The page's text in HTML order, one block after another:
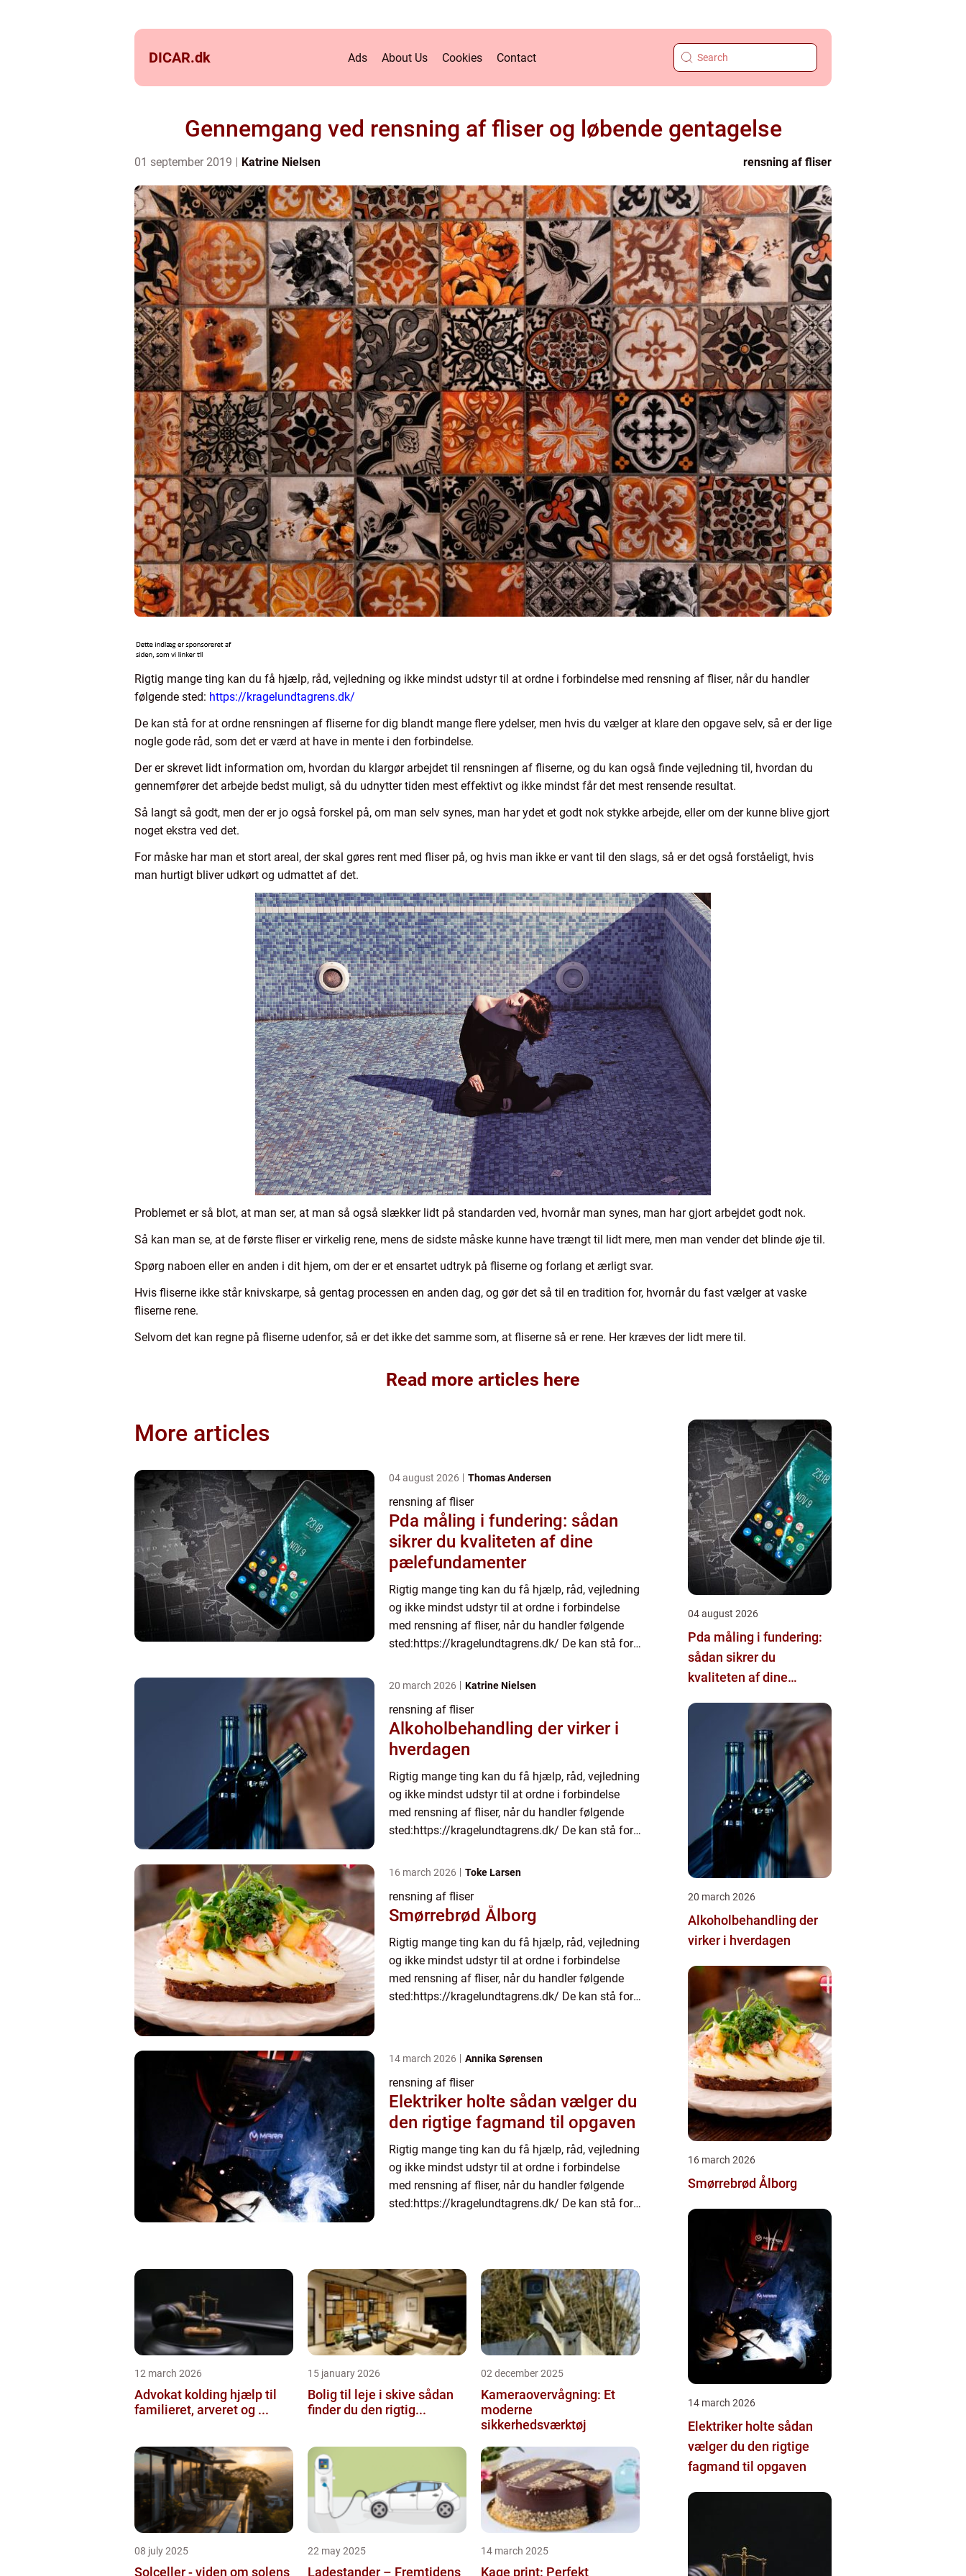
DICAR.dk Ads About Us Cookies Contact
Gennemgang ved rensning af fliser og løbende gentagelse
01 september 2019 Katrine Nielsen rensning af fliser
Rigtig mange ting kan du få hjælp, råd, vejledning og ikke mindst udstyr til at ordne i forbindelse med rensning af fliser, når du handler
følgende sted: https://kragelundtagrens.dk/
De kan stå for at ordne rensningen af fliserne for dig blandt mange flere ydelser, men hvis du vælger at klare den opgave selv, så er der lige
nogle gode råd, som det er værd at have in mente i den forbindelse.
Der er skrevet lidt information om, hvordan du klargør arbejdet til rensningen af fliserne, og du kan også finde vejledning til, hvordan du
gennemfører det arbejde bedst muligt, så du udnytter tiden mest effektivt og ikke mindst får det mest rensende resultat.
Så langt så godt, men der er jo også forskel på, om man selv synes, man har ydet et godt nok stykke arbejde, eller om der kunne blive gjort
noget ekstra ved det.
For måske har man et stort areal, der skal gøres rent med fliser på, og hvis man ikke er vant til den slags, så er det også forståeligt, hvis
man hurtigt bliver udkørt og udmattet af det.
Problemet er så blot, at man ser, at man så også slækker lidt på standarden ved, hvornår man synes, man har gjort arbejdet godt nok.
Så kan man se, at de første fliser er virkelig rene, mens de sidste måske kunne have trængt til lidt mere, men man vender det blinde øje til.
Spørg naboen eller en anden i dit hjem, om der er et ensartet udtryk på fliserne og forlang et ærligt svar.
Hvis fliserne ikke står knivskarpe, så gentag processen en anden dag, og gør det så til en tradition for, hvornår du fast vælger at vaske
fliserne rene.
Selvom det kan regne på fliserne udenfor, så er det ikke det samme som, at fliserne så er rene. Her kræves der lidt mere til.
Read more articles here
More articles
04 august 2026 Thomas Andersen
rensning af fliser
Pda måling i fundering: sådan
sikrer du kvaliteten af dine
pælefundamenter
Rigtig mange ting kan du få hjælp, råd, vejledning
og ikke mindst udstyr til at ordne i forbindelse
med rensning af fliser, når du handler følgende
sted:https://kragelundtagrens.dk/ De kan stå for
20 march 2026 Katrine Nielsen
rensning af fliser
Alkoholbehandling der virker i
hverdagen
Rigtig mange ting kan du få hjælp, råd, vejledning
og ikke mindst udstyr til at ordne i forbindelse
med rensning af fliser, når du handler følgende
sted:https://kragelundtagrens.dk/ De kan stå for
16 march 2026 Toke Larsen
rensning af fliser
Smørrebrød Ålborg
Rigtig mange ting kan du få hjælp, råd, vejledning
og ikke mindst udstyr til at ordne i forbindelse
med rensning af fliser, når du handler følgende
sted:https://kragelundtagrens.dk/ De kan stå for
14 march 2026 Annika Sørensen
rensning af fliser
Elektriker holte sådan vælger du
den rigtige fagmand til opgaven
Rigtig mange ting kan du få hjælp, råd, vejledning
og ikke mindst udstyr til at ordne i forbindelse
med rensning af fliser, når du handler følgende
sted:https://kragelundtagrens.dk/ De kan stå for
12 march 2026
Advokat kolding hjælp til
familieret, arveret og ...
15 january 2026
Bolig til leje i skive sådan
finder du den rigtig...
02 december 2025
Kameraovervågning: Et
moderne
sikkerhedsværktøj
08 july 2025
Solceller - viden om solens
22 may 2025
Ladestander – Fremtidens
14 march 2025
Kage print: Perfekt
04 august 2026
Pda måling i fundering:
sådan sikrer du
kvaliteten af dine
20 march 2026
Alkoholbehandling der
virker i hverdagen
16 march 2026
Smørrebrød Ålborg
14 march 2026
Elektriker holte sådan
vælger du den rigtige
fagmand til opgaven